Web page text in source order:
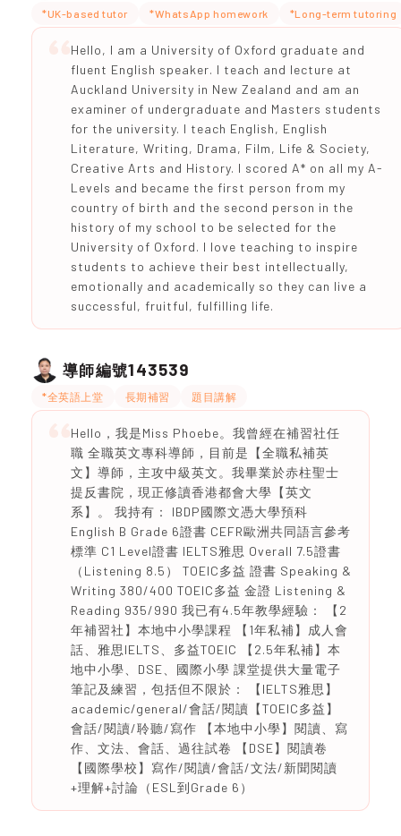
*UK-based tutor *WhatsApp homework *Long-term tutoring
Hello, I am a University of Oxford graduate and
fluent English speaker. I teach and lecture at
Auckland University in New Zealand and am an
examiner of undergraduate and Masters students
for the university. I teach English, English
Literature, Writing, Drama, Film, Life & Society,
Creative Arts and History. I scored A* on all my A-
Levels and became the first person from my
country of birth and the second person in the
history of my school to be selected for the
University of Oxford. I love teaching to inspire
students to achieve their best intellectually,
emotionally and academically so they can live a
successful, fruitful, fulfilling life.
導師編號143539
*全英語上堂 長期補習 題目講解
Hello，我是Miss Phoebe。我曾經在補習社任
職 全職英文專科導師，目前是【全職私補英
文】導師，主攻中級英文。我畢業於赤柱聖士
提反書院，現正修讀香港都會大學【英文
系】。 我持有： IBDP國際文憑大學預科
English B Grade 6證書 CEFR歐洲共同語言參考
標準 C1 Level證書 IELTS雅思 Overall 7.5證書
（Listening 8.5） TOEIC多益 證書 Speaking &
Writing 380/400 TOEIC多益 金證 Listening &
Reading 935/990 我已有4.5年教學經驗： 【2
年補習社】本地中小學課程 【1年私補】成人會
話、雅思IELTS、多益TOEIC 【2.5年私補】本
地中小學、DSE、國際小學 課堂提供大量電子
筆記及練習，包括但不限於： 【IELTS雅思】
academic/general/會話/閱讀【TOEIC多益】
會話/閱讀/聆聽/寫作 【本地中小學】閱讀、寫
作、文法、會話、過往試卷 【DSE】閱讀卷
【國際學校】寫作/閱讀/會話/文法/新聞閱讀
+理解+討論（ESL到Grade 6）